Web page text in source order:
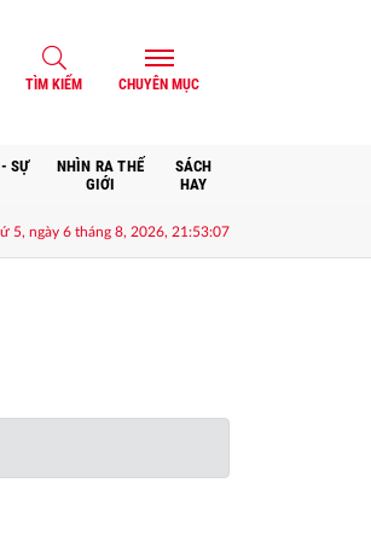
TÌM KIẾM CHUYÊN MỤC
SỰ
NHÌN RA THẾ
GIỚI
SÁCH
HAY
mở đường, kết nối và tranh thủ nguồn lực phát
5, ngày 6 tháng 8, 2026, 21:53:07